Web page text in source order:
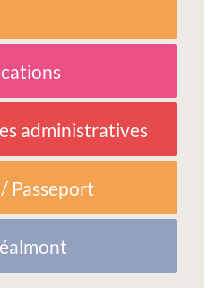
administratives
Passeport